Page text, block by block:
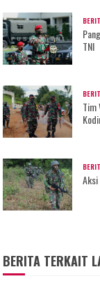
TNI
Tim
BERITA TERKAIT